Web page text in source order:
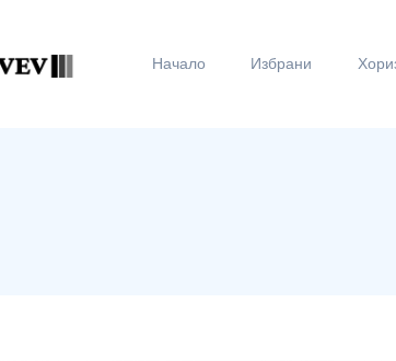
Начало Избрани